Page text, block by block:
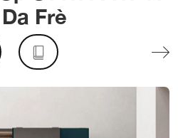
Frè